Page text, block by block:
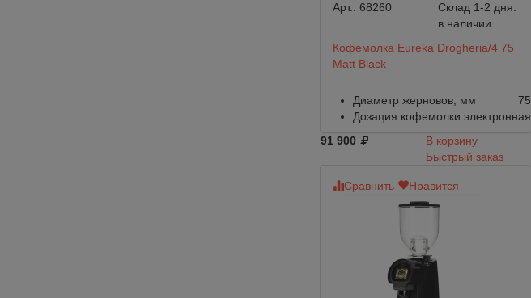
Арт.: 68260
Склад 1-2 дня:
в наличии
Кофемолка Eureka Drogheria/4 75
Matt Black
Диаметр жерновов, мм
75
Дозация кофемолки электронная
91 900
В корзину
Быстрый заказ
Сравнить Нравится